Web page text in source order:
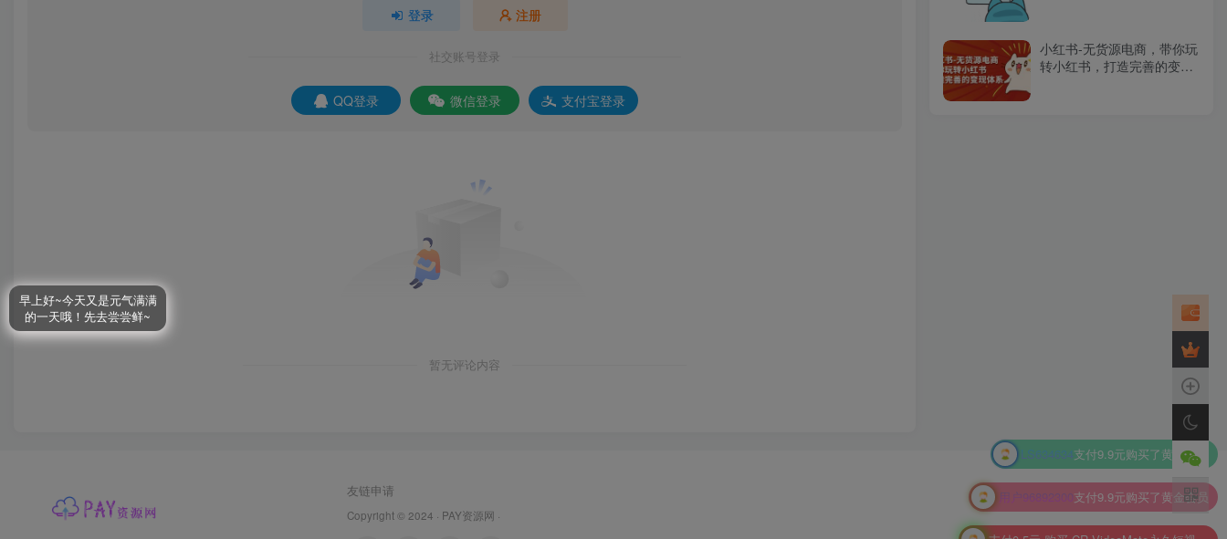
登录 注册
社交账号登录
QQ登录 微信登录 支付宝登录
暂无评论内容
小红书-无货源电商，带你玩
转小红书，打造完善的变现
友链申请
Copyright © 2024 · PAY资源网 ·
LS634634支付9.9元购买了黄金会员
用户96892300支付9.9元购买了黄金会员